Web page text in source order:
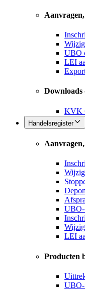
UBO
LEI
Downloads
KVK
Handelsregister
UBO-
LEI
Producten
UBO-